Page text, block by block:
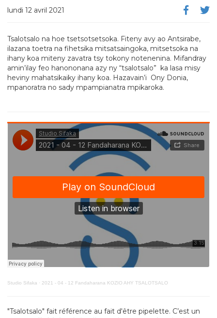
lundi 12 avril 2021
Tsalotsalo na hoe tsetsotsetsoka. Fiteny avy ao Antsirabe,
ilazana toetra na fihetsika mitsatsaingoka, mitsetsoka na
ihany koa miteny zavatra tsy tokony notenenina. Mifandray
amin’ilay feo hanononana azy ny “tsalotsalo” ka lasa misy
heviny mahatsikaiky ihany koa. Hazavain’i Ony Donia,
mpanoratra no sady mpampianatra mpikaroka.
Studio Sifaka · 2021 - 04 - 12 Fandaharana KOZIO AHY TSALOTSALO
"Tsalotsalo" fait référence au fait d'être pipelette. C’est un